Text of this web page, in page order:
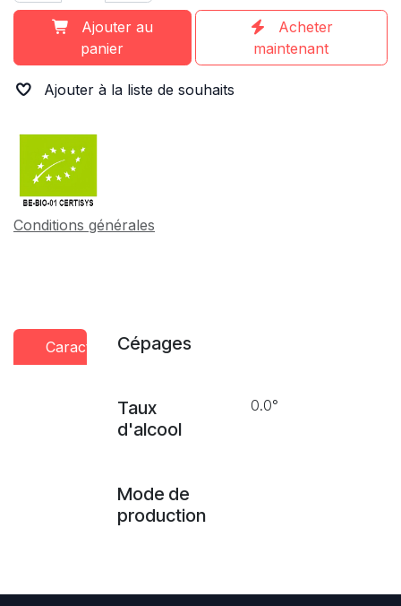
Ajouter au
panier
Acheter
maintenant
Ajouter à la liste de souhaits
Conditions générales
CaractéristiquesCépages
Taux
d'alcool
0.0°
Mode de
production